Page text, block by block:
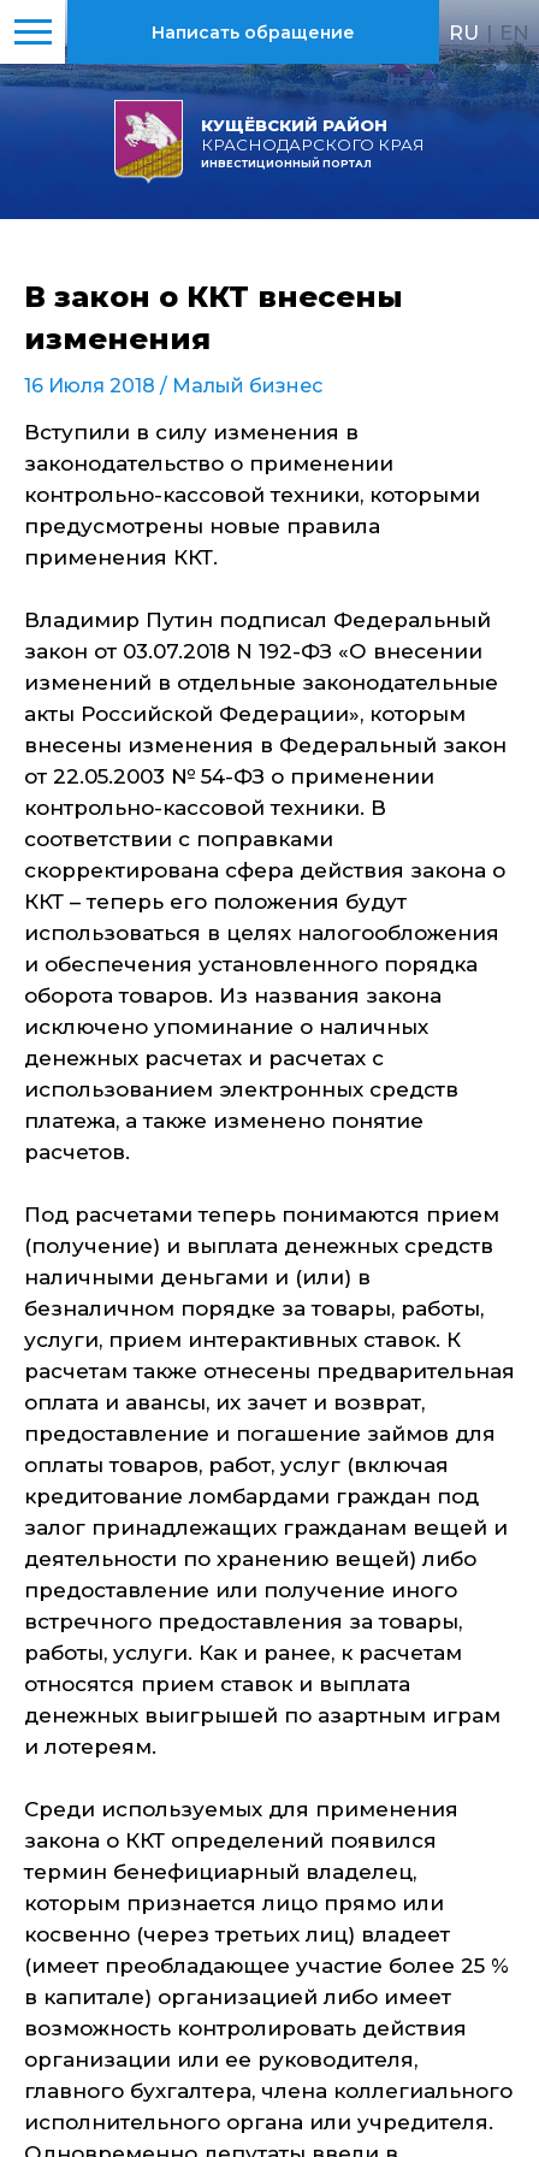
КУЩЁВСКИЙ РАЙОН
КРАСНОДАРСКОГО КРАЯ
ИНВЕСТИЦИОННЫЙ ПОРТАЛ
Написать обращение RU | EN
В закон о ККТ внесены
изменения
16 Июля 2018 / Малый бизнес
Вступили в силу изменения в
законодательство о применении
контрольно-кассовой техники, которыми
предусмотрены новые правила
применения ККТ.
Владимир Путин подписал Федеральный
закон от 03.07.2018 N 192-ФЗ «О внесении
изменений в отдельные законодательные
акты Российской Федерации», которым
внесены изменения в Федеральный закон
от 22.05.2003 № 54-ФЗ о применении
контрольно-кассовой техники. В
соответствии с поправками
скорректирована сфера действия закона о
ККТ – теперь его положения будут
использоваться в целях налогообложения
и обеспечения установленного порядка
оборота товаров. Из названия закона
исключено упоминание о наличных
денежных расчетах и расчетах с
использованием электронных средств
платежа, а также изменено понятие
расчетов.
Под расчетами теперь понимаются прием
(получение) и выплата денежных средств
наличными деньгами и (или) в
безналичном порядке за товары, работы,
услуги, прием интерактивных ставок. К
расчетам также отнесены предварительная
оплата и авансы, их зачет и возврат,
предоставление и погашение займов для
оплаты товаров, работ, услуг (включая
кредитование ломбардами граждан под
залог принадлежащих гражданам вещей и
деятельности по хранению вещей) либо
предоставление или получение иного
встречного предоставления за товары,
работы, услуги. Как и ранее, к расчетам
относятся прием ставок и выплата
денежных выигрышей по азартным играм
и лотереям.
Среди используемых для применения
закона о ККТ определений появился
термин бенефициарный владелец,
которым признается лицо прямо или
косвенно (через третьих лиц) владеет
(имеет преобладающее участие более 25 %
в капитале) организацией либо имеет
возможность контролировать действия
организации или ее руководителя,
главного бухгалтера, члена коллегиального
исполнительного органа или учредителя.